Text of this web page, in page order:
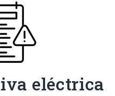
eléctrica